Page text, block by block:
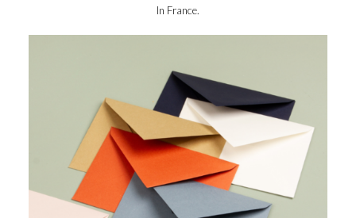
In France.
enveloppe-
enveloppe-
enveloppe-
enveloppe-
rose-
enveloppe-
enveloppe-